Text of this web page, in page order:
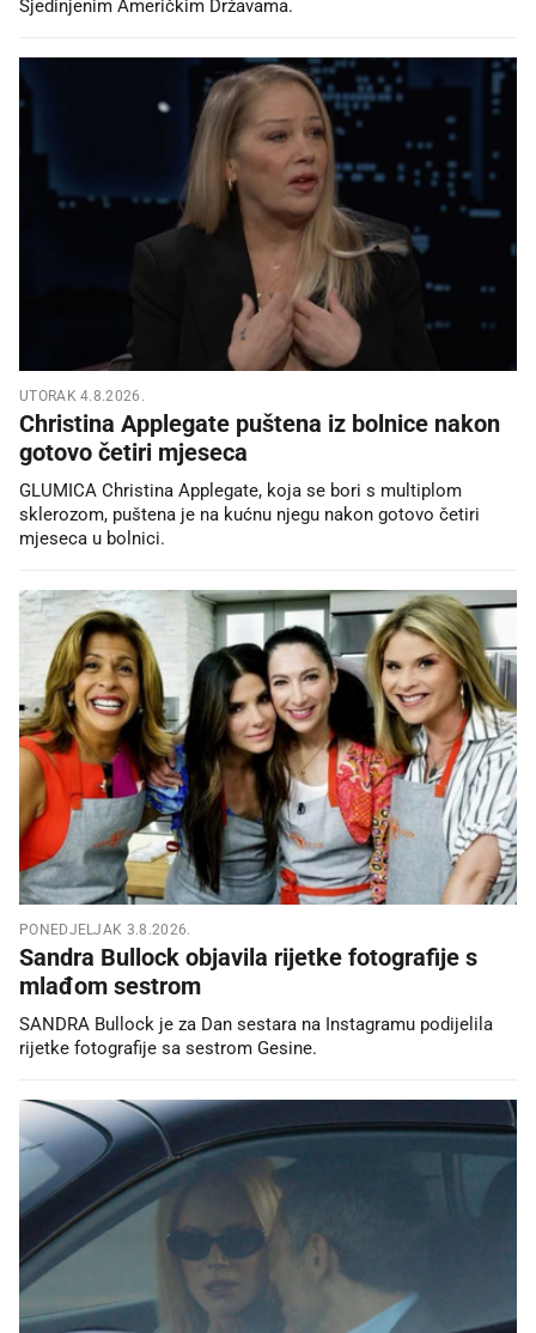
Sjedinjenim Američkim Državama.
UTORAK 4.8.2026.
Christina Applegate puštena iz bolnice nakon
gotovo četiri mjeseca
GLUMICA Christina Applegate, koja se bori s multiplom
sklerozom, puštena je na kućnu njegu nakon gotovo četiri
mjeseca u bolnici.
PONEDJELJAK 3.8.2026.
Sandra Bullock objavila rijetke fotografije s
mlađom sestrom
SANDRA Bullock je za Dan sestara na Instagramu podijelila
rijetke fotografije sa sestrom Gesine.